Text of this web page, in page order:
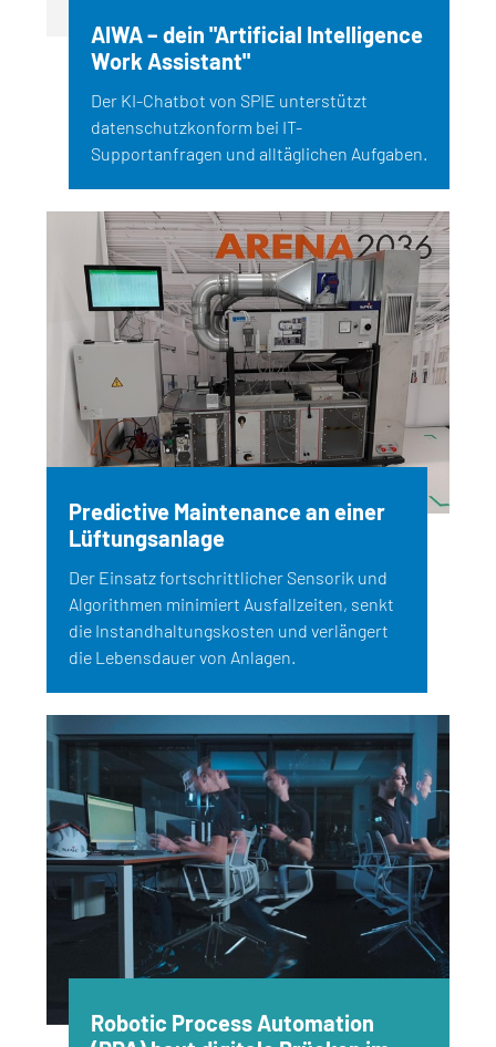
AIWA – dein "Artificial Intelligence
Work Assistant"
Der KI-Chatbot von SPIE unterstützt
datenschutzkonform bei IT-
Supportanfragen und alltäglichen Aufgaben.
Predictive Maintenance an einer
Lüftungsanlage
Der Einsatz fortschrittlicher Sensorik und
Algorithmen minimiert Ausfallzeiten, senkt
die Instandhaltungskosten und verlängert
die Lebensdauer von Anlagen.
Robotic Process Automation